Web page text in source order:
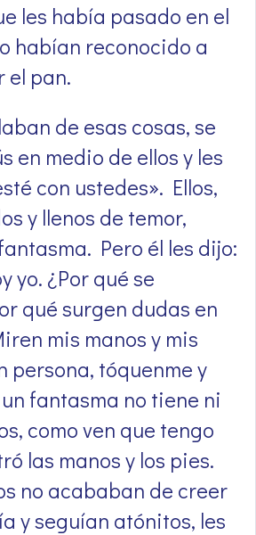
les había pasado en el
habían reconocido a
el pan.
de esas cosas, se
en medio de ellos y les
con ustedes». Ellos,
y llenos de temor,
Pero él les dijo:
yo. ¿Por qué se
qué surgen dudas en
mis manos y mis
persona, tóquenme y
fantasma no tiene ni
como ven que tengo
las manos y los pies.
no acababan de creer
y seguían atónitos, les